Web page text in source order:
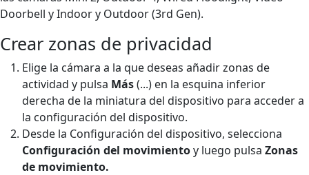
Doorbell y Indoor y Outdoor (3rd Gen).
Crear zonas de privacidad
Elige la cámara a la que deseas añadir zonas de
actividad y pulsa Más(...) en la esquina inferior
derecha de la miniatura del dispositivo para acceder a
la configuración del dispositivo.
Desde la Configuración del dispositivo, selecciona
Configuración del movimientoy luego pulsa Zonas
de movimiento.